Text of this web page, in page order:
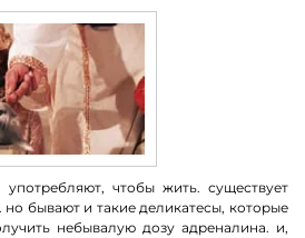
чтобы жить. существует
бывают и такие деликатесы, которые
небывалую дозу адреналина. и,